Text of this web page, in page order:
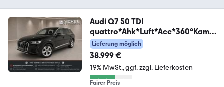
Audi Q7 50 TDI
quattro*Ahk*Luft*Acc*360°Kam*
Voll*
Lieferung möglich
38.999 €
19% MwSt. ggf. zzgl. Lieferkosten
Fairer Preis